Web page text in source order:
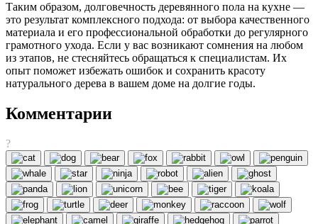
Таким образом, долговечность деревянного пола на кухне —
это результат комплексного подхода: от выбора качественного
материала и его профессиональной обработки до регулярного
грамотного ухода. Если у вас возникают сомнения на любом
из этапов, не стесняйтесь обращаться к специалистам. Их
опыт поможет избежать ошибок и сохранить красоту
натурального дерева в вашем доме на долгие годы.
Комментарии
?